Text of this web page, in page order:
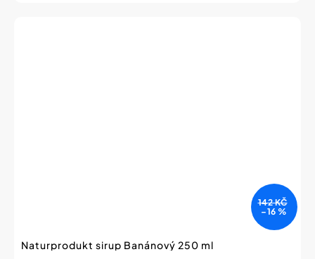
142 KČ
–16 %
Naturprodukt sirup Banánový 250 ml